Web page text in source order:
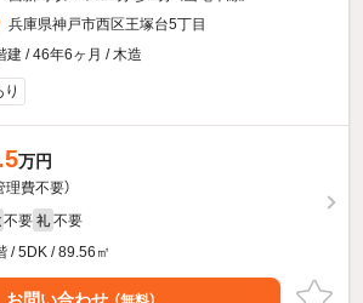
兵庫県神戸市西区王塚台5丁目
建 / 46年6ヶ月 / 木造
万円
理費不要）
不要 礼 不要
/ 5DK / 89.56㎡